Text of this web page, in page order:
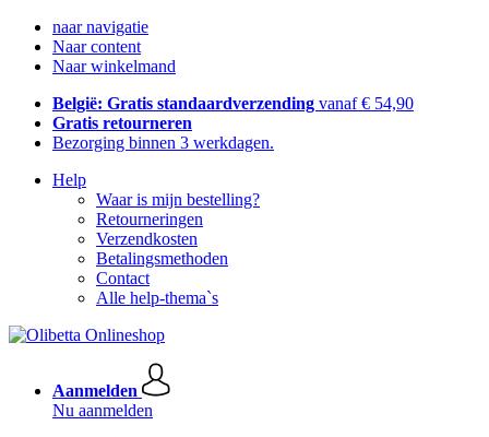
naar navigatie
Naar content
Naar winkelmand
België: Gratis standaardverzending vanaf € 54,90
Gratis retourneren
Bezorging binnen 3 werkdagen.
Help
Waar is mijn bestelling?
Retourneringen
Verzendkosten
Betalingsmethoden
Contact
Alle help-thema`s
Aanmelden
Nu aanmelden